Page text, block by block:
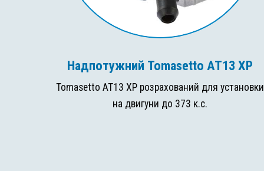
Надпотужний Tomasetto AT13 XP
Tomasetto AT13 XP розрахований для установки
на двигуни до 373 к.с.